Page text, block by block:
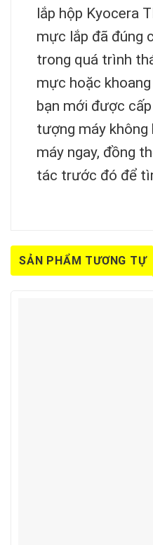
lắp hộp Kyocera
mực lắp đã đúng
trong quá trình
mực hoặc
bạn mới được
tượng máy không
máy ngay, đồng
tác trước đó để
SẢN PHẨM TƯƠNG TỰ